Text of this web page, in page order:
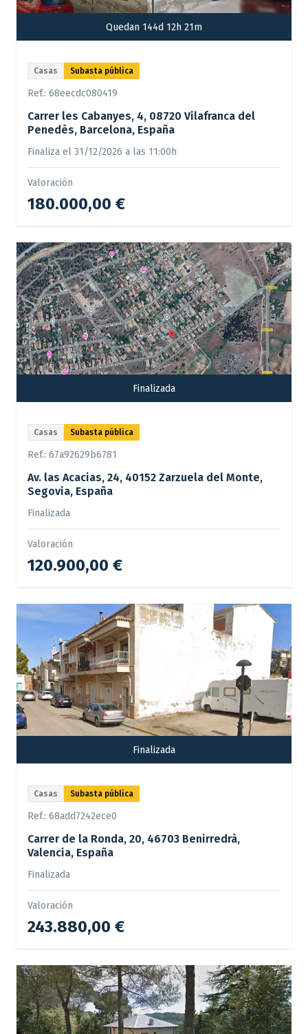
Quedan 144d 12h 21m
Casas Subasta pública
Ref.: 68eecdc080419
Carrer les Cabanyes, 4, 08720 Vilafranca del
Penedès, Barcelona, España
Finaliza el 31/12/2026 a las 11:00h
Valoración
180.000,00 €
Finalizada
Casas Subasta pública
Ref.: 67a92629b6781
Av. las Acacias, 24, 40152 Zarzuela del Monte,
Segovia, España
Finalizada
Valoración
120.900,00 €
Finalizada
Casas Subasta pública
Ref.: 68add7242ece0
Carrer de la Ronda, 20, 46703 Benirredrà,
Valencia, España
Finalizada
Valoración
243.880,00 €